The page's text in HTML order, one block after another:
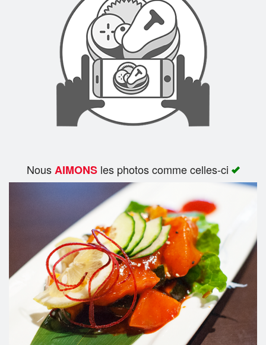
Rechercher
NousAIMONSles photos comme celles-ci